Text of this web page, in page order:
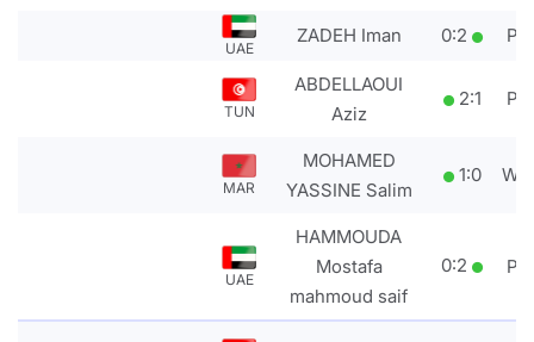
UAE
ZADEH Iman 0:2
TUN
ABDELLAOUI
Aziz
2:1
MAR
MOHAMED
YASSINE Salim
1:0
UAE
HAMMOUDA
Mostafa
mahmoud saif
0:2